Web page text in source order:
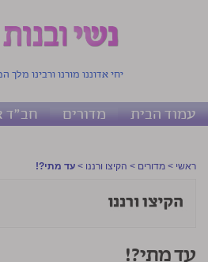
יחי אדוננו מורנו ורבינו
עמוד הבית מדורים חב"ד
ראשי > מדורים > הקיצו ורננו > עד מתי?!
עד מתי?!